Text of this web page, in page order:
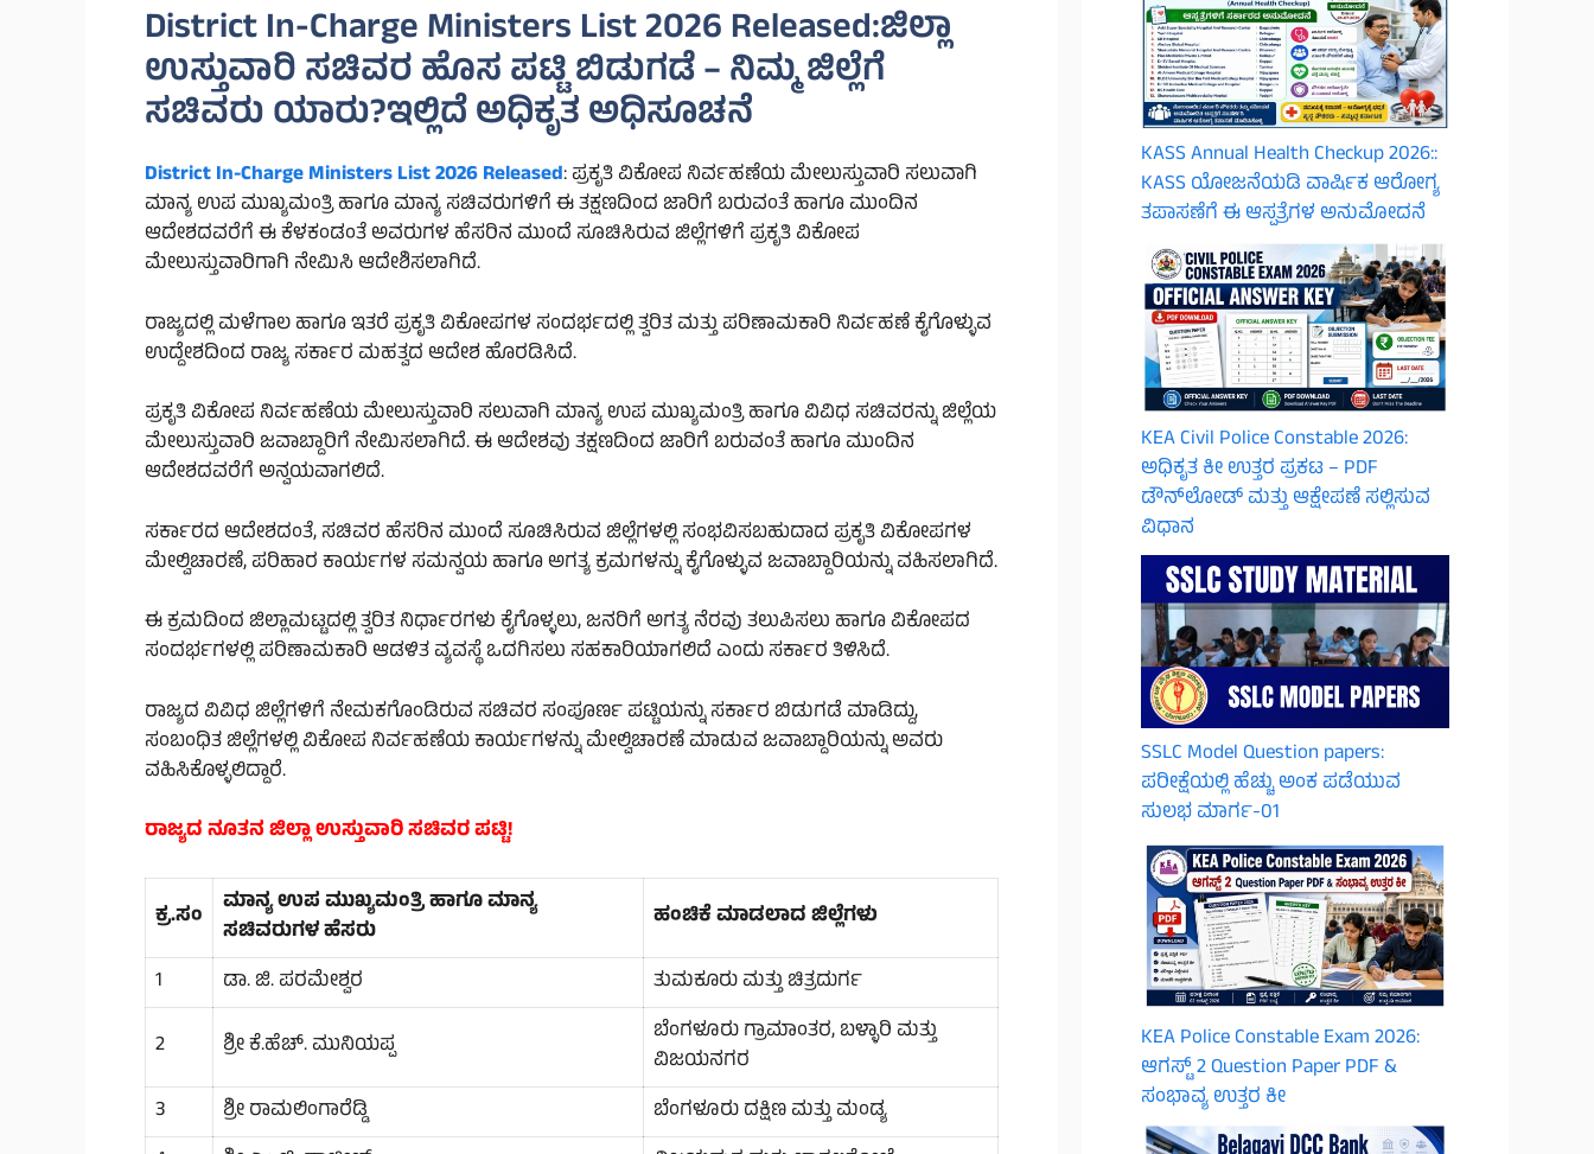
District In-Charge Ministers List 2026 Released:ಜಿಲ್ಲಾ
ಉಸ್ತುವಾರಿ ಸಚಿವರ ಹೊಸ ಪಟ್ಟಿ ಬಿಡುಗಡೆ – ನಿಮ್ಮ ಜಿಲ್ಲೆಗೆ
ಸಚಿವರು ಯಾರು?ಇಲ್ಲಿದೆ ಅಧಿಕೃತ ಅಧಿಸೂಚನೆ
District In-Charge Ministers List 2026 Released: ಪ್ರಕೃತಿ ವಿಕೋಪ ನಿರ್ವಹಣೆಯ ಮೇಲುಸ್ತುವಾರಿ ಸಲುವಾಗಿ
ಮಾನ್ಯ ಉಪ ಮುಖ್ಯಮಂತ್ರಿ ಹಾಗೂ ಮಾನ್ಯ ಸಚಿವರುಗಳಿಗೆ ಈ ತಕ್ಷಣದಿಂದ ಜಾರಿಗೆ ಬರುವಂತೆ ಹಾಗೂ ಮುಂದಿನ
ಆದೇಶದವರೆಗೆ ಈ ಕೆಳಕಂಡಂತೆ ಅವರುಗಳ ಹೆಸರಿನ ಮುಂದೆ ಸೂಚಿಸಿರುವ ಜಿಲ್ಲೆಗಳಿಗೆ ಪ್ರಕೃತಿ ವಿಕೋಪ
ಮೇಲುಸ್ತುವಾರಿಗಾಗಿ ನೇಮಿಸಿ ಆದೇಶಿಸಲಾಗಿದೆ.
ರಾಜ್ಯದಲ್ಲಿ ಮಳೆಗಾಲ ಹಾಗೂ ಇತರೆ ಪ್ರಕೃತಿ ವಿಕೋಪಗಳ ಸಂದರ್ಭದಲ್ಲಿ ತ್ವರಿತ ಮತ್ತು ಪರಿಣಾಮಕಾರಿ ನಿರ್ವಹಣೆ ಕೈಗೊಳ್ಳುವ
ಉದ್ದೇಶದಿಂದ ರಾಜ್ಯ ಸರ್ಕಾರ ಮಹತ್ವದ ಆದೇಶ ಹೊರಡಿಸಿದೆ.
ಪ್ರಕೃತಿ ವಿಕೋಪ ನಿರ್ವಹಣೆಯ ಮೇಲುಸ್ತುವಾರಿ ಸಲುವಾಗಿ ಮಾನ್ಯ ಉಪ ಮುಖ್ಯಮಂತ್ರಿ ಹಾಗೂ ವಿವಿಧ ಸಚಿವರನ್ನು ಜಿಲ್ಲೆಯ
ಮೇಲುಸ್ತುವಾರಿ ಜವಾಬ್ದಾರಿಗೆ ನೇಮಿಸಲಾಗಿದೆ. ಈ ಆದೇಶವು ತಕ್ಷಣದಿಂದ ಜಾರಿಗೆ ಬರುವಂತೆ ಹಾಗೂ ಮುಂದಿನ
ಆದೇಶದವರೆಗೆ ಅನ್ವಯವಾಗಲಿದೆ.
ಸರ್ಕಾರದ ಆದೇಶದಂತೆ, ಸಚಿವರ ಹೆಸರಿನ ಮುಂದೆ ಸೂಚಿಸಿರುವ ಜಿಲ್ಲೆಗಳಲ್ಲಿ ಸಂಭವಿಸಬಹುದಾದ ಪ್ರಕೃತಿ ವಿಕೋಪಗಳ
ಮೇಲ್ವಿಚಾರಣೆ, ಪರಿಹಾರ ಕಾರ್ಯಗಳ ಸಮನ್ವಯ ಹಾಗೂ ಅಗತ್ಯ ಕ್ರಮಗಳನ್ನು ಕೈಗೊಳ್ಳುವ ಜವಾಬ್ದಾರಿಯನ್ನು ವಹಿಸಲಾಗಿದೆ.
ಈ ಕ್ರಮದಿಂದ ಜಿಲ್ಲಾಮಟ್ಟದಲ್ಲಿ ತ್ವರಿತ ನಿರ್ಧಾರಗಳು ಕೈಗೊಳ್ಳಲು, ಜನರಿಗೆ ಅಗತ್ಯ ನೆರವು ತಲುಪಿಸಲು ಹಾಗೂ ವಿಕೋಪದ
ಸಂದರ್ಭಗಳಲ್ಲಿ ಪರಿಣಾಮಕಾರಿ ಆಡಳಿತ ವ್ಯವಸ್ಥೆ ಒದಗಿಸಲು ಸಹಕಾರಿಯಾಗಲಿದೆ ಎಂದು ಸರ್ಕಾರ ತಿಳಿಸಿದೆ.
ರಾಜ್ಯದ ವಿವಿಧ ಜಿಲ್ಲೆಗಳಿಗೆ ನೇಮಕಗೊಂಡಿರುವ ಸಚಿವರ ಸಂಪೂರ್ಣ ಪಟ್ಟಿಯನ್ನು ಸರ್ಕಾರ ಬಿಡುಗಡೆ ಮಾಡಿದ್ದು,
ಸಂಬಂಧಿತ ಜಿಲ್ಲೆಗಳಲ್ಲಿ ವಿಕೋಪ ನಿರ್ವಹಣೆಯ ಕಾರ್ಯಗಳನ್ನು ಮೇಲ್ವಿಚಾರಣೆ ಮಾಡುವ ಜವಾಬ್ದಾರಿಯನ್ನು ಅವರು
ವಹಿಸಿಕೊಳ್ಳಲಿದ್ದಾರೆ.
ರಾಜ್ಯದ ನೂತನ ಜಿಲ್ಲಾ ಉಸ್ತುವಾರಿ ಸಚಿವರ ಪಟ್ಟಿ!
ಕ್ರ.ಸಂ
ಮಾನ್ಯ ಉಪ ಮುಖ್ಯಮಂತ್ರಿ ಹಾಗೂ ಮಾನ್ಯ
ಸಚಿವರುಗಳ ಹೆಸರು
ಹಂಚಿಕೆ ಮಾಡಲಾದ ಜಿಲ್ಲೆಗಳು
1
ಡಾ. ಜಿ. ಪರಮೇಶ್ವರ
ತುಮಕೂರು ಮತ್ತು ಚಿತ್ರದುರ್ಗ
2
ಶ್ರೀ ಕೆ.ಹೆಚ್. ಮುನಿಯಪ್ಪ
ಬೆಂಗಳೂರು ಗ್ರಾಮಾಂತರ, ಬಳ್ಳಾರಿ ಮತ್ತು
ವಿಜಯನಗರ
3
ಶ್ರೀ ರಾಮಲಿಂಗಾರೆಡ್ಡಿ
ಬೆಂಗಳೂರು ದಕ್ಷಿಣ ಮತ್ತು ಮಂಡ್ಯ
KASS Annual Health Checkup 2026::
KASS ಯೋಜನೆಯಡಿ ವಾರ್ಷಿಕ ಆರೋಗ್ಯ
ತಪಾಸಣೆಗೆ ಈ ಆಸ್ಪತ್ರೆಗಳ ಅನುಮೋದನೆ
KEA Civil Police Constable 2026:
ಅಧಿಕೃತ ಕೀ ಉತ್ತರ ಪ್ರಕಟ – PDF
ಡೌನ್‌ಲೋಡ್ ಮತ್ತು ಆಕ್ಷೇಪಣೆ ಸಲ್ಲಿಸುವ
ವಿಧಾನ
SSLC Model Question papers:
ಪರೀಕ್ಷೆಯಲ್ಲಿ ಹೆಚ್ಚು ಅಂಕ ಪಡೆಯುವ
ಸುಲಭ ಮಾರ್ಗ-01
KEA Police Constable Exam 2026:
ಆಗಸ್ಟ್ 2 Question Paper PDF &
ಸಂಭಾವ್ಯ ಉತ್ತರ ಕೀ